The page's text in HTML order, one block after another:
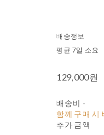
배송정보
평균 7일 소요
129,000원
배송비 -
함께 구매 시
추가 금액